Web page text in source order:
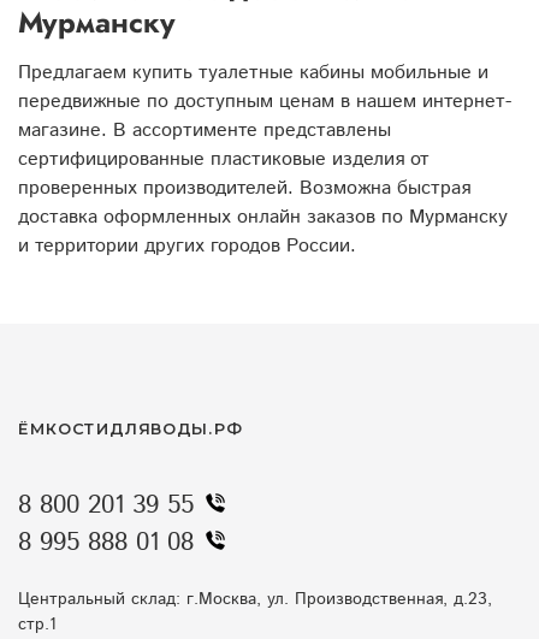
Мурманску
Предлагаем купить туалетные кабины мобильные и
передвижные по доступным ценам в нашем интернет-
магазине. В ассортименте представлены
сертифицированные пластиковые изделия от
проверенных производителей. Возможна быстрая
доставка оформленных онлайн заказов по Мурманску
и территории других городов России.
ЁМКОСТИДЛЯВОДЫ.РФ
8 800 201 39 55
8 995 888 01 08
Центральный склад: г.Москва, ул. Производственная, д.23,
стр.1